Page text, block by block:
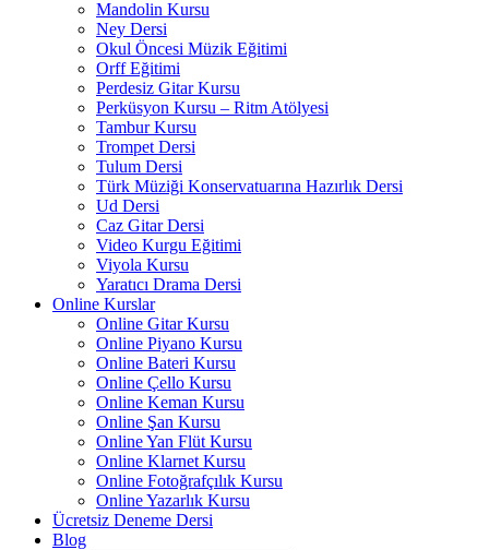
Mandolin Kursu
Ney Dersi
Okul Öncesi Müzik Eğitimi
Orff Eğitimi
Perdesiz Gitar Kursu
Perküsyon Kursu – Ritm Atölyesi
Tambur Kursu
Trompet Dersi
Tulum Dersi
Türk Müziği Konservatuarına Hazırlık Dersi
Ud Dersi
Caz Gitar Dersi
Video Kurgu Eğitimi
Viyola Kursu
Yaratıcı Drama Dersi
Online Kurslar
Online Gitar Kursu
Online Piyano Kursu
Online Bateri Kursu
Online Çello Kursu
Online Keman Kursu
Online Şan Kursu
Online Yan Flüt Kursu
Online Klarnet Kursu
Online Fotoğrafçılık Kursu
Online Yazarlık Kursu
Ücretsiz Deneme Dersi
Blog